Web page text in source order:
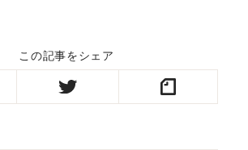
この記事をシェア